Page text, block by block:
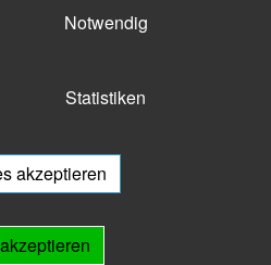
Notwendig
Statistiken
akzeptieren